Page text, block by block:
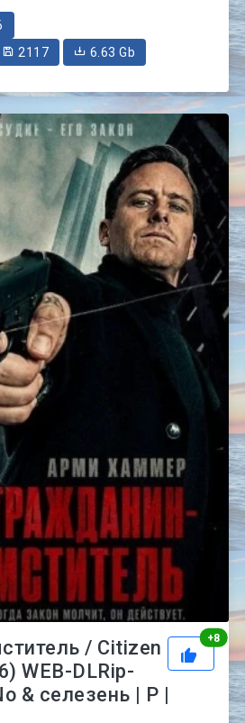
2117
6.63 Gb
+8
/ Citizen
WEB-DLRip-
& селезень | P |